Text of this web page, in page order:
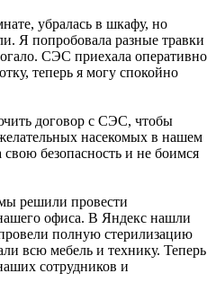
убралась в шкафу, но
Я попробовала разные травки
СЭС приехала оперативно
теперь я могу спокойно
договор с СЭС, чтобы
насекомых в нашем
безопасность и не боимся
решили провести
офиса. В Яндекс нашли
полную стерилизацию
всю мебель и технику. Теперь
сотрудников и